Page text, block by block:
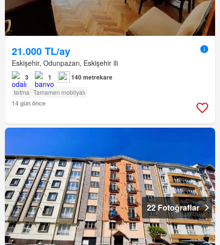
21.000 TL/ay
Eskişehir, Odunpazarı, Eskişehir ili
3 1 140 metrekare
Isıtma Tamamen mobilyalı
14 gün önce
22 Fotoğraflar